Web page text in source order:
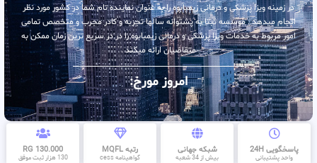
در زمینه ویزا پزشکی و درمانی زیمبابوه را به عنوان نماینده تام شما در کشور مورد نظر
انجام میدهد . موسسه ثبتا به پشتوانه سالها تجربه و کادر مجرب و متخصص تمامی
امور مربوط به خدمات ویزا پزشکی و درمانی زیمبابوه را در در سریع ترین زمان ممکن به
متقاضیان ارائه میکند .
امروز مورخ:
پاسخگویی 24H
واحد پشتیبانی
شبکه جهانی
بیش از 34 شعبه
رتبه MQFL
گواهینامه cess
130.000 RG
130 هزار ثبت موفق